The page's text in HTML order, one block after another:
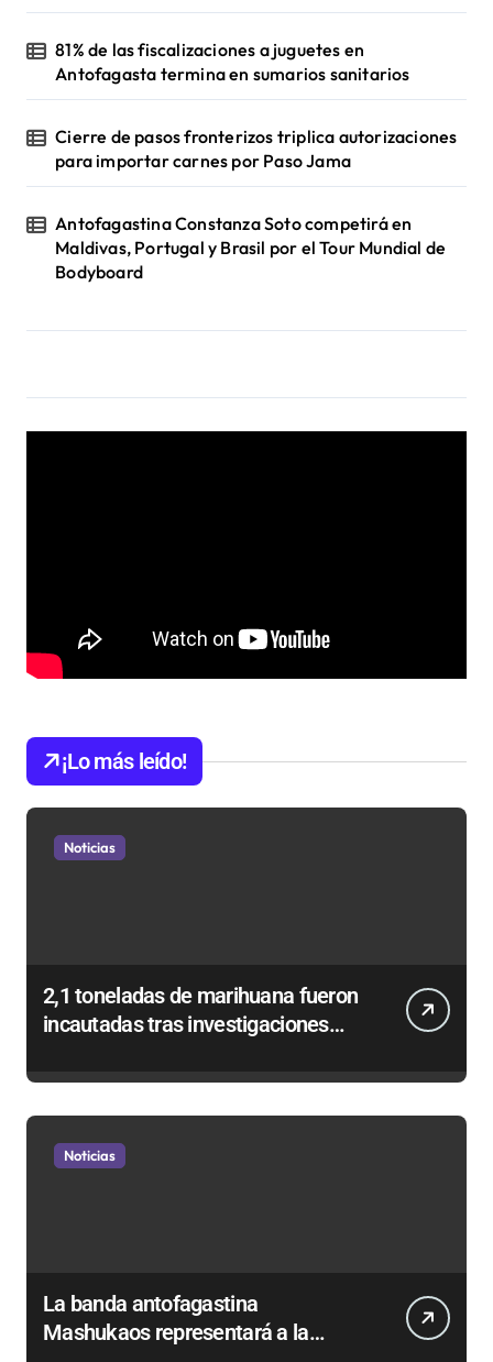
81% de las fiscalizaciones a juguetes en
Antofagasta termina en sumarios sanitarios
Cierre de pasos fronterizos triplica autorizaciones
para importar carnes por Paso Jama
Antofagastina Constanza Soto competirá en
Maldivas, Portugal y Brasil por el Tour Mundial de
Bodyboard
¡Lo más leído!
Noticias
2,1 toneladas de marihuana fueron
incautadas tras investigaciones
Noticias
La banda antofagastina
Mashukaos representará a la